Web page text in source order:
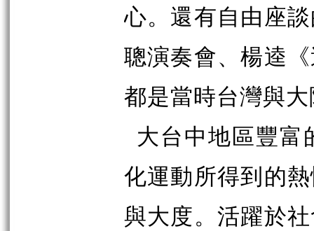
心。還有自由座
聰演奏會、楊逵
都是當時台灣與
大台中地區豐富
化運動所得到的
與大度。活躍於